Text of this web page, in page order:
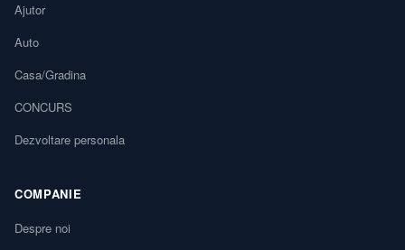
Ajutor
Auto
Casa/Gradina
CONCURS
Dezvoltare personala
COMPANIE
Despre noi